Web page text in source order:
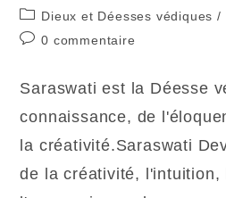
de
publication :
publiée :
Post
category:
Dieux et Déesses védiques /
Commentaires
publication :
0 commentaire
Saraswati est la Déesse
connaissance, de
la créativité.Saraswati
de la créativité, l'intuition,